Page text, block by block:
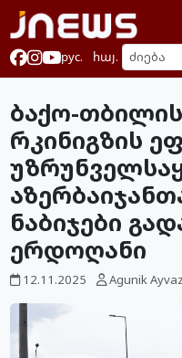
рус. հայ.
ბაქო-
რკინიგზის
ნაბიჯები
ერდოღანი
12.11.2025 Agunik